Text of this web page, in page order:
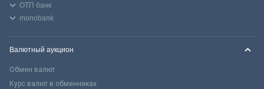
ОТП банк
monobank
Валютный аукцион
Обмен валют
Курс валют в обменниках